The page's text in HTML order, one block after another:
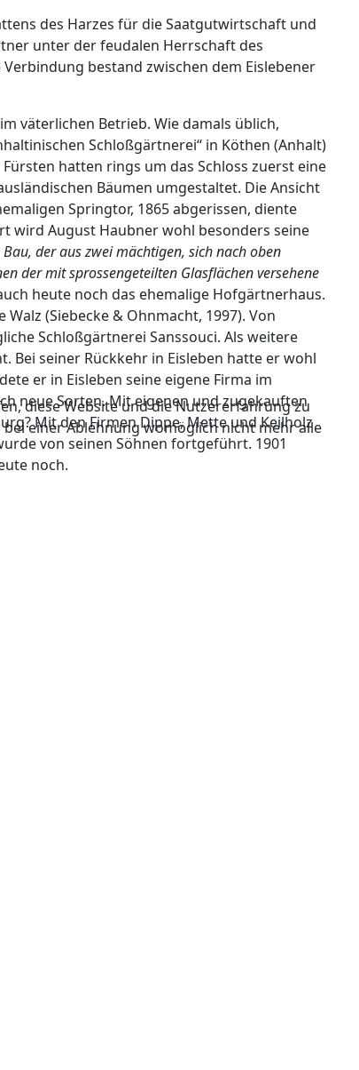
des Harzes für die Saatgutwirtschaft und
unter der feudalen Herrschaft des
bestand zwischen dem Eislebener
väterlichen Betrieb. Wie damals üblich,
Schloßgärtnerei“ in Köthen (Anhalt)
hatten rings um das Schloss zuerst eine
Bäumen umgestaltet. Die Ansicht
Springtor, 1865 abgerissen, diente
wird August Haubner wohl besonders seine
der aus zwei mächtigen, sich nach oben
der mit sprossengeteilten Glasflächen versehene
heute noch das ehemalige Hofgärtnerhaus.
(Siebecke & Ohnmacht, 1997). Von
Schloßgärtnerei Sanssouci. Als weitere
seiner Rückkehr in Eisleben hatte er wohl
er in Eisleben seine eigene Firma im
neue Sorten. Mit eigenen und zugekauften
Mit den Firmen Dippe, Mette und Keilholz
von seinen Söhnen fortgeführt. 1901
noch.
diese Website und die Nutzererfahrung zu
bei einer Ablehnung womöglich nicht mehr alle